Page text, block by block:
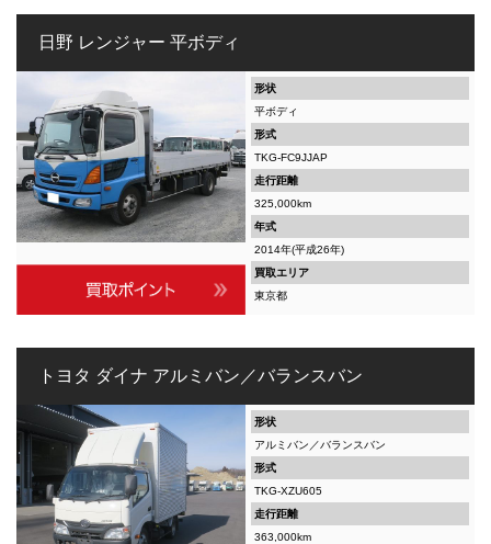
日野 レンジャー 平ボディ
形状
平ボディ
形式
TKG-FC9JJAP
走行距離
325,000km
年式
2014年(平成26年)
買取エリア
東京都
トヨタ ダイナ アルミバン／バランスバン
形状
アルミバン／バランスバン
形式
TKG-XZU605
走行距離
363,000km